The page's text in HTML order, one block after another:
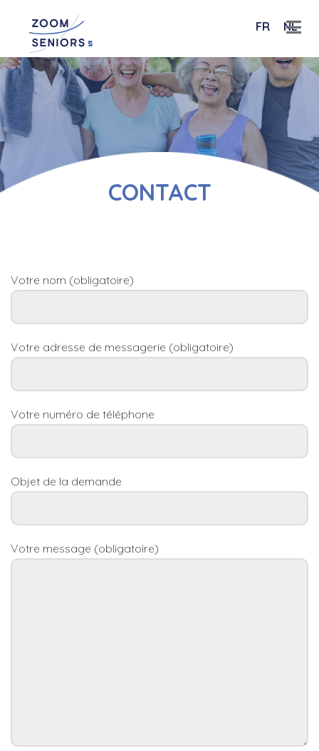
FR NL
CONTACT
Votre nom (obligatoire)
Votre adresse de messagerie (obligatoire)
Votre numéro de téléphone
Objet de la demande
Votre message (obligatoire)